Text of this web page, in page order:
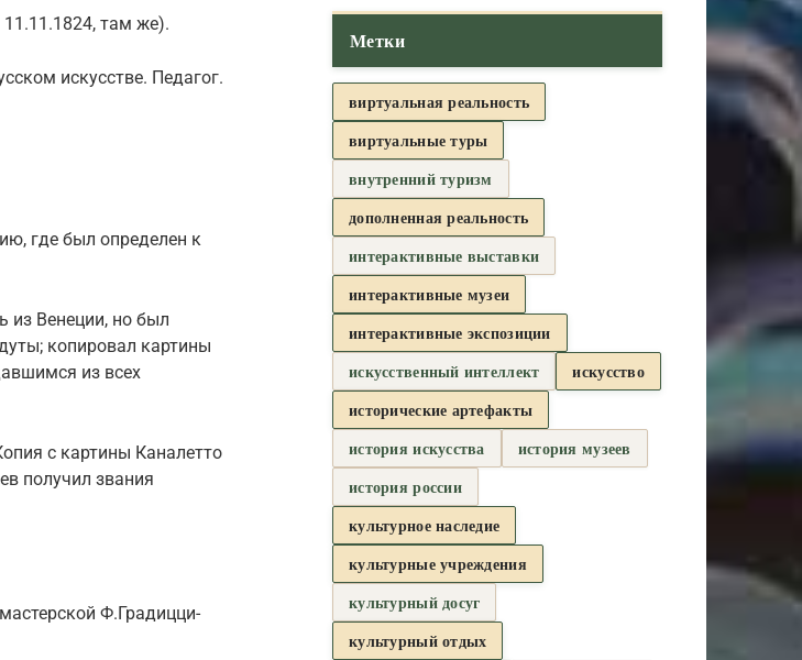
11.11.1824, там же).
искусстве. Педагог.
где был определен к
из Венеции, но был
копировал картины
из всех
с картины Каналетто
получил звания
Ф.Градицци-
Метки
виртуальная реальность
виртуальные туры
внутренний туризм
дополненная реальность
интерактивные выставки
интерактивные музеи
интерактивные экспозиции
искусственный интеллект
искусство
исторические артефакты
история искусства
история музеев
история россии
культурное наследие
культурные учреждения
культурный досуг
культурный отдых